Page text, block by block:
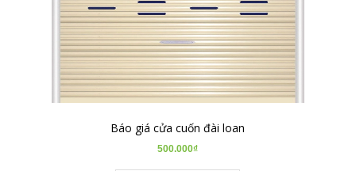
Báo giá cửa cuốn đài loan
500.000₫